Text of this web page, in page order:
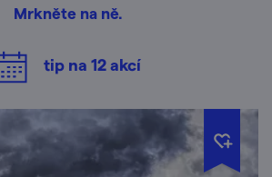
Mrkněte na ně.
tip na 12akcí